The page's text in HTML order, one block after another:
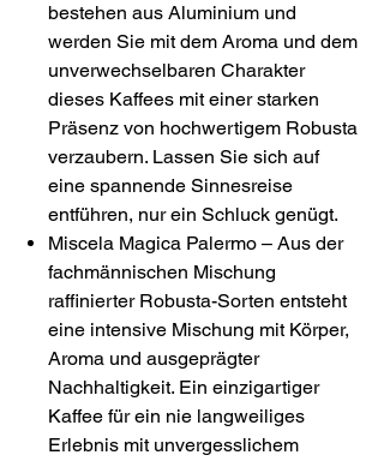
bestehen aus Aluminium und
werden Sie mit dem Aroma und dem
unverwechselbaren Charakter
dieses Kaffees mit einer starken
Präsenz von hochwertigem Robusta
verzaubern. Lassen Sie sich auf
eine spannende Sinnesreise
entführen, nur ein Schluck genügt.
Miscela Magica Palermo – Aus der
fachmännischen Mischung
raffinierter Robusta-Sorten entsteht
eine intensive Mischung mit Körper,
Aroma und ausgeprägter
Nachhaltigkeit. Ein einzigartiger
Kaffee für ein nie langweiliges
Erlebnis mit unvergesslichem